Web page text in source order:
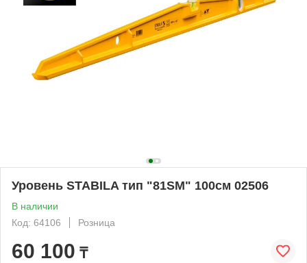
Уровень STABILA тип "81SM" 100см 02506
В наличии
Код: 64106
Розница
60 100 ₸